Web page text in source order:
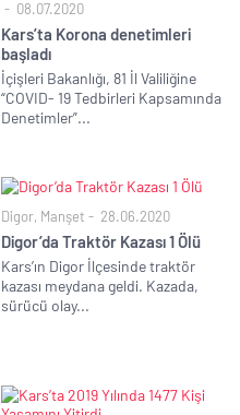
08.07.2020
Kars’ta Korona denetimleri
başladı
İçişleri Bakanlığı, 81 İl Valiliğine
“COVID- 19 Tedbirleri Kapsamında
Denetimler”...
Digor, Manşet 28.06.2020
Digor’da Traktör Kazası 1 Ölü
Kars’ın Digor İlçesinde traktör
kazası meydana geldi. Kazada,
sürücü olay...